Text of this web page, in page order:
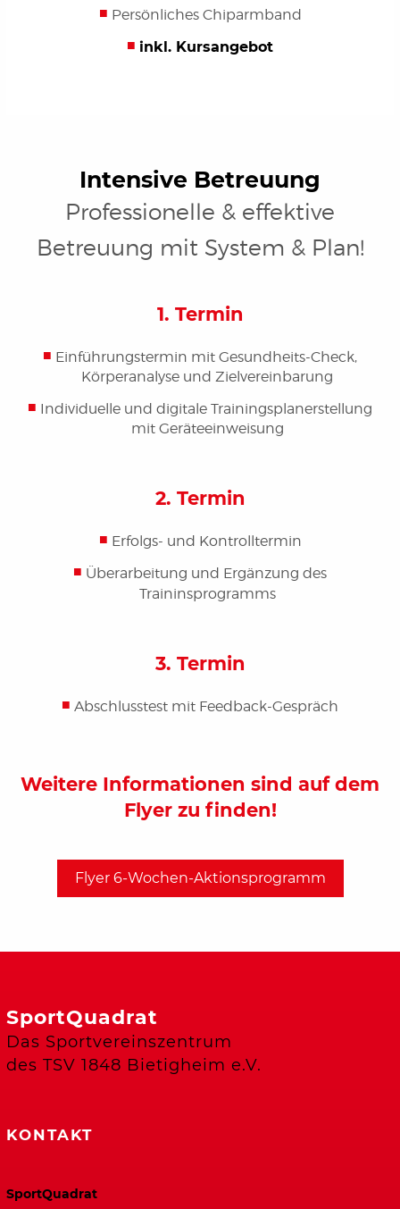
Persönliches Chiparmband
inkl. Kursangebot
Intensive Betreuung
Professionelle & effektive
Betreuung mit System & Plan!
1. Termin
Einführungstermin mit Gesundheits-Check,
Körperanalyse und Zielvereinbarung
Individuelle und digitale Trainingsplanerstellung
mit Geräteeinweisung
2. Termin
Erfolgs- und Kontrolltermin
Überarbeitung und Ergänzung des
Traininsprogramms
3. Termin
Abschlusstest mit Feedback-Gespräch
Weitere Informationen sind auf dem
Flyer zu finden!
Flyer 6-Wochen-Aktionsprogramm
SportQuadrat
Das Sportvereinszentrum
des TSV 1848 Bietigheim e.V.
KONTAKT
SportQuadrat